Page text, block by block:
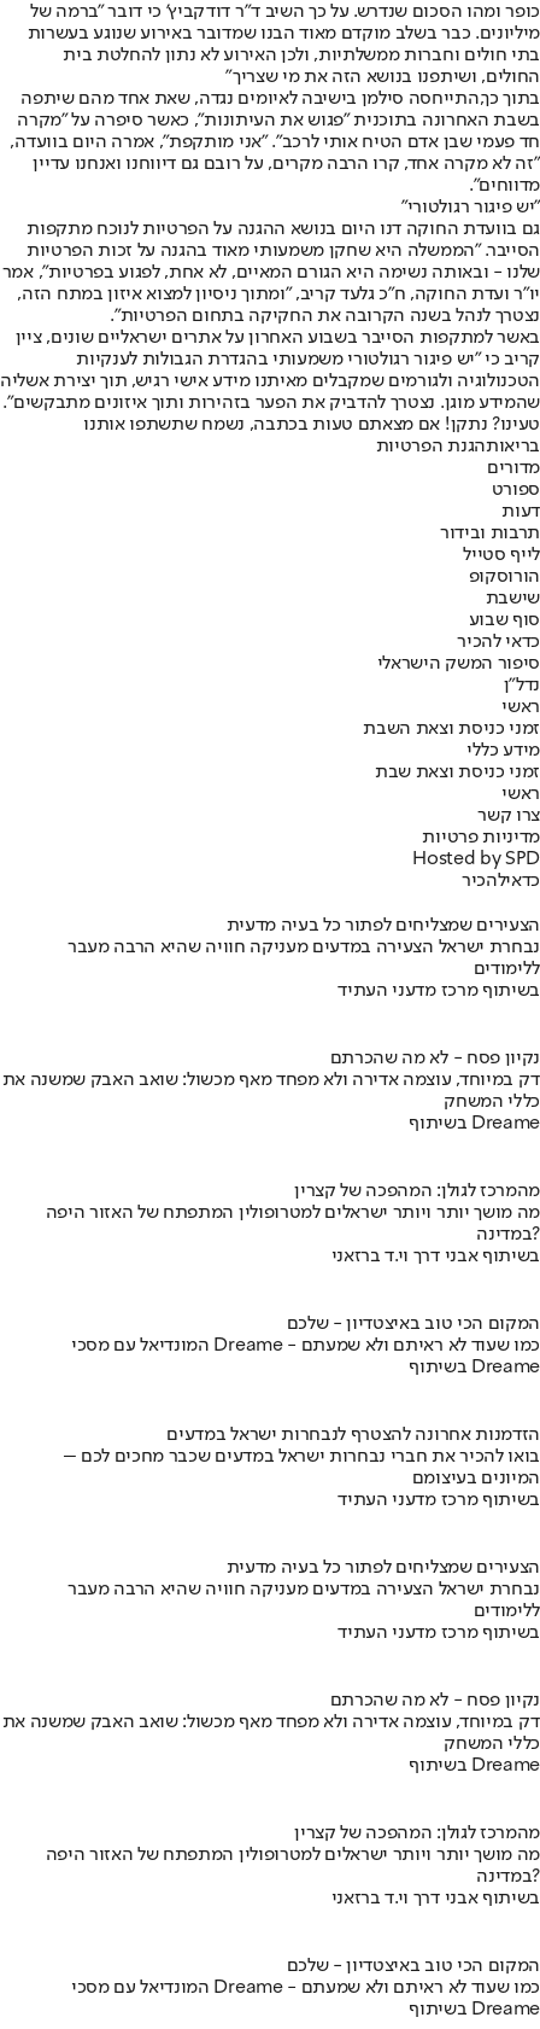
כופר ומהו הסכום שנדרש. על כך השיב ד"ר דודקביץ' כי דובר "ברמה של
מיליונים. כבר בשלב מוקדם מאוד הבנו שמדובר באירוע שנוגע בעשרות
בתי חולים וחברות ממשלתיות, ולכן האירוע לא נתון להחלטת בית
החולים, ושיתפנו בנושא הזה את מי שצריך"
בתוך כך,התייחסה סילמן בישיבה לאיומים נגדה, שאת אחד מהם שיתפה
בשבת האחרונה בתוכנית "פגוש את העיתונות", כאשר סיפרה על "מקרה
חד פעמי שבן אדם הטיח אותי לרכב". "אני מותקפת", אמרה היום בוועדה,
"זה לא מקרה אחד, קרו הרבה מקרים, על רובם גם דיווחנו ואנחנו עדיין
מדווחים".
"יש פיגור רגולטורי"
גם בוועדת החוקה דנו היום בנושא ההגנה על הפרטיות לנוכח מתקפות
הסייבר. "הממשלה היא שחקן משמעותי מאוד בהגנה על זכות הפרטיות
שלנו - ובאותה נשימה היא הגורם המאיים, לא אחת, לפגוע בפרטיות", אמר
יו"ר ועדת החוקה, ח"כ גלעד קריב, "ומתוך ניסיון למצוא איזון במתח הזה,
נצטרך לנהל בשנה הקרובה את החקיקה בתחום הפרטיות".
באשר למתקפות הסייבר בשבוע האחרון על אתרים ישראליים שונים, ציין
קריב כי "יש פיגור רגולטורי משמעותי בהגדרת הגבולות לענקיות
הטכנולוגיה ולגורמים שמקבלים מאיתנו מידע אישי רגיש, תוך יצירת אשליה
שהמידע מוגן. נצטרך להדביק את הפער בזהירות ותוך איזונים מתבקשים".
טעינו? נתקן! אם מצאתם טעות בכתבה, נשמח שתשתפו אותנו
בריאותהגנת הפרטיות
מדורים
ספורט
דעות
תרבות ובידור
לייף סטייל
הורוסקופ
שישבת
סוף שבוע
כדאי להכיר
סיפור המשק הישראלי
נדל"ן
ראשי
זמני כניסת וצאת השבת
מידע כללי
זמני כניסת וצאת שבת
ראשי
צרו קשר
מדיניות פרטיות
Hosted by SPD
כדאילהכיר
הצעירים שמצליחים לפתור כל בעיה מדעית
נבחרת ישראל הצעירה במדעים מעניקה חוויה שהיא הרבה מעבר
ללימודים
בשיתוף מרכז מדעני העתיד
נקיון פסח - לא מה שהכרתם
דק במיוחד, עוצמה אדירה ולא מפחד מאף מכשול: שואב האבק שמשנה את
כללי המשחק
בשיתוף Dreame
מהמרכז לגולן: המהפכה של קצרין
מה מושך יותר ויותר ישראלים למטרופולין המתפתח של האזור היפה
במדינה?
בשיתוף אבני דרך וי.ד ברזאני
המקום הכי טוב באיצטדיון - שלכם
המונדיאל עם מסכי Dreame - כמו שעוד לא ראיתם ולא שמעתם
בשיתוף Dreame
הזדמנות אחרונה להצטרף לנבחרות ישראל במדעים
בואו להכיר את חברי נבחרות ישראל במדעים שכבר מחכים לכם –
המיונים בעיצומם
בשיתוף מרכז מדעני העתיד
הצעירים שמצליחים לפתור כל בעיה מדעית
נבחרת ישראל הצעירה במדעים מעניקה חוויה שהיא הרבה מעבר
ללימודים
בשיתוף מרכז מדעני העתיד
נקיון פסח - לא מה שהכרתם
דק במיוחד, עוצמה אדירה ולא מפחד מאף מכשול: שואב האבק שמשנה את
כללי המשחק
בשיתוף Dreame
מהמרכז לגולן: המהפכה של קצרין
מה מושך יותר ויותר ישראלים למטרופולין המתפתח של האזור היפה
במדינה?
בשיתוף אבני דרך וי.ד ברזאני
המקום הכי טוב באיצטדיון - שלכם
המונדיאל עם מסכי Dreame - כמו שעוד לא ראיתם ולא שמעתם
בשיתוף Dreame